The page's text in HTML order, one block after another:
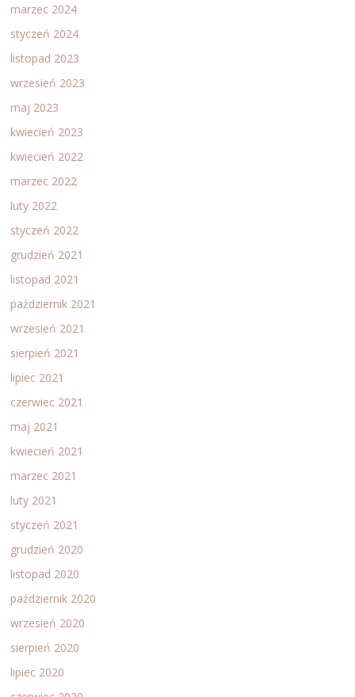
marzec 2024
styczeń 2024
listopad 2023
wrzesień 2023
maj 2023
kwiecień 2023
kwiecień 2022
marzec 2022
luty 2022
styczeń 2022
grudzień 2021
listopad 2021
październik 2021
wrzesień 2021
sierpień 2021
lipiec 2021
czerwiec 2021
maj 2021
kwiecień 2021
marzec 2021
luty 2021
styczeń 2021
grudzień 2020
listopad 2020
październik 2020
wrzesień 2020
sierpień 2020
lipiec 2020